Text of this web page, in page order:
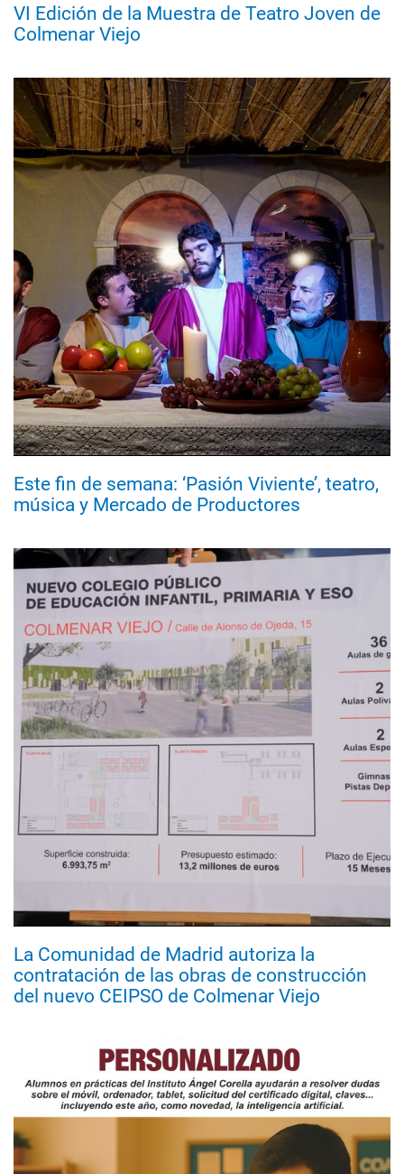
VI Edición de la Muestra de Teatro Joven de
Colmenar Viejo
Este fin de semana: ‘Pasión Viviente’, teatro,
música y Mercado de Productores
La Comunidad de Madrid autoriza la
contratación de las obras de construcción
del nuevo CEIPSO de Colmenar Viejo